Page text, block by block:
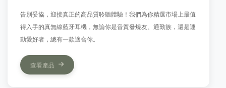
告別妥協，迎接真正的高品質聆聽體驗！我們為你精選市場上最值
得入手的真無線藍牙耳機，無論你是音質發燒友、通勤族，還是運
動愛好者，總有一款適合你。
查看產品